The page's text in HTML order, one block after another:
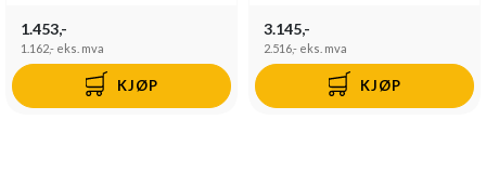
1.453,-
1.162,- eks. mva
KJØP
3.145,-
2.516,- eks. mva
KJØP